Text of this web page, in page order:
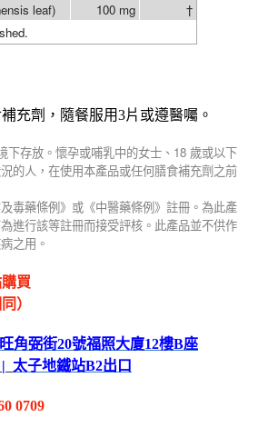
leaf)
100 mg †
充劑，隨餐服用3片或遵醫囑。
下存放。懷孕或哺乳中的女士、 18 歲或以下
的人，在使用本產品或任何膳食補充劑之前
毒藥條例》或《中醫藥條例》註冊。為此產
進行該等註冊而接受評核。此產品並不供作
之用。
買
）
角弼街20號福照大廈12樓B座
太子地鐵站B2出 口
0709